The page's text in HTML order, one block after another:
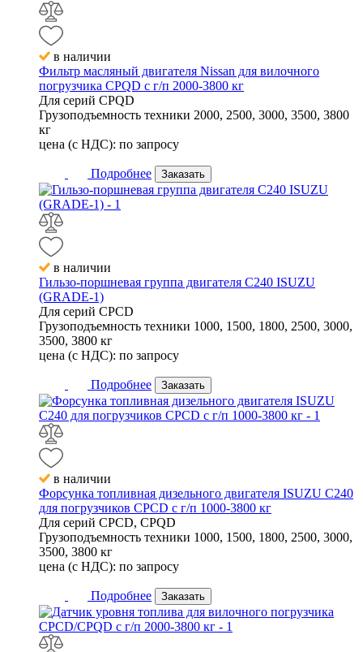
в наличии
Фильтр масляный двигателя Nissan для вилочного
погрузчика CPQD с г/п 2000-3800 кг
Для серий CPQD
Грузоподъемность техники 2000, 2500, 3000, 3500, 3800
кг
цена (с НДС): по запросу
Подробнее Заказать
в наличии
Гильзо-поршневая группа двигателя C240 ISUZU
(GRADE-1)
Для серий CPCD
Грузоподъемность техники 1000, 1500, 1800, 2500, 3000,
3500, 3800 кг
цена (с НДС): по запросу
Подробнее Заказать
в наличии
Форсунка топливная дизельного двигателя ISUZU C240
для погрузчиков CPCD с г/п 1000-3800 кг
Для серий CPCD, CPQD
Грузоподъемность техники 1000, 1500, 1800, 2500, 3000,
3500, 3800 кг
цена (с НДС): по запросу
Подробнее Заказать